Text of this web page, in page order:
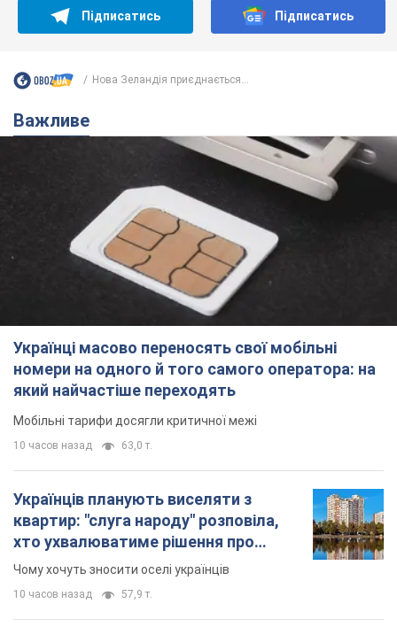
Підписатись Підписатись
Нова Зеландія приєднається...
Важливе
Українці масово переносять свої мобільні
номери на одного й того самого оператора: на
який найчастіше переходять
Мобільні тарифи досягли критичної межі
10 часов назад 63,0 т.
Українців планують виселяти з
квартир: "слуга народу" розповіла,
хто ухвалюватиме рішення про
знесення будинків
Чому хочуть зносити оселі українців
10 часов назад 57,9 т.